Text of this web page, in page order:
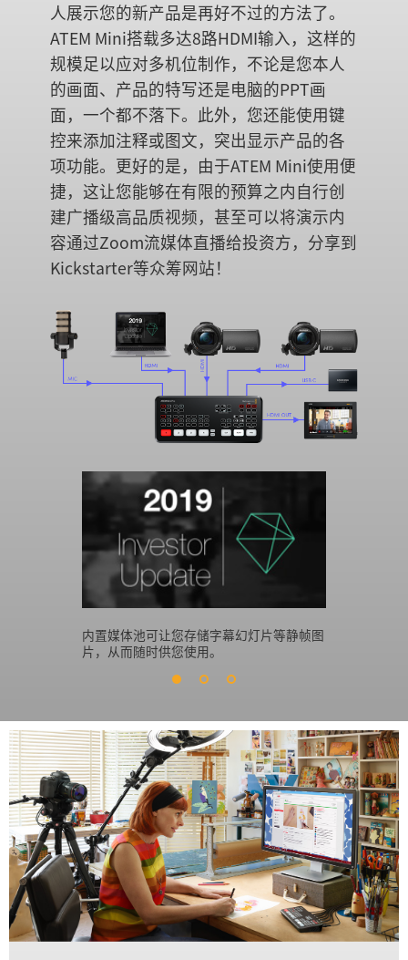
人展示您的新产品是再好不过的方法了。
ATEM Mini搭载多达8路HDMI输入，这样的
规模足以应对多机位制作，不论是您本人
的画面、产品的特写还是电脑的PPT画
面，一个都不落下。此外，您还能使用键
控来添加注释或图文，突出显示产品的各
项功能。更好的是，由于ATEM Mini使用便
捷，这让您能够在有限的预算之内自行创
建广播级高品质视频，甚至可以将演示内
容通过Zoom流媒体直播给投资方，分享到
Kickstarter等众筹网站！
内置媒体池可让您存储字幕幻灯片等静帧图
片，从而随时供您使用。